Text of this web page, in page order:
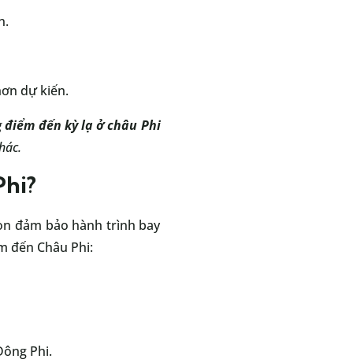
dự kiến.
điểm đến kỳ lạ ở châu Phi
đảm bảo hành trình bay
đến Châu Phi:
Phi.